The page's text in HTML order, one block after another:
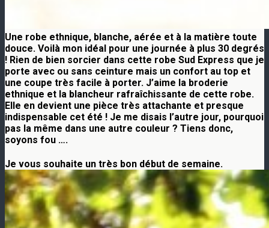
Une robe ethnique, blanche, aérée et à la matière toute
douce. Voilà mon idéal pour une journée à plus 30 degrés
! Rien de bien sorcier dans cette robe Sud Express que je
porte avec ou sans ceinture mais un confort au top et
une coupe très facile à porter. J’aime la broderie
ethnique et la blancheur rafraîchissante de cette robe.
Elle en devient une pièce très attachante et presque
indispensable cet été ! Je me disais l’autre jour, pourquoi
pas la même dans une autre couleur ? Tiens donc,
soyons fou ….
Je vous souhaite un très bon début de semaine.